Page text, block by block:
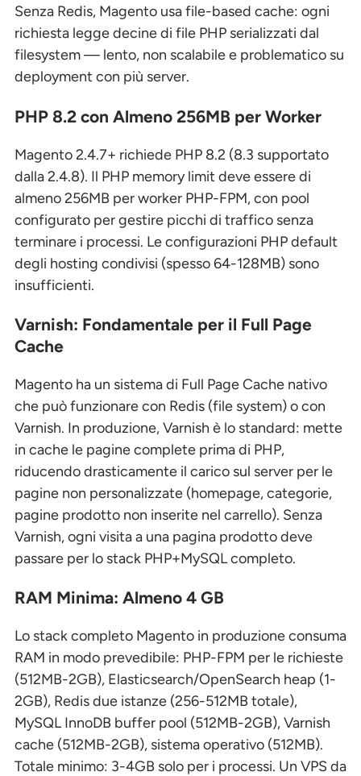
Senza Redis, Magento usa file-based cache: ogni
richiesta legge decine di file PHP serializzati dal
filesystem — lento, non scalabile e problematico su
deployment con più server.
PHP 8.2 con Almeno 256MB per Worker
Magento 2.4.7+ richiede PHP 8.2 (8.3 supportato
dalla 2.4.8). Il PHP memory limit deve essere di
almeno 256MB per worker PHP-FPM, con pool
configurato per gestire picchi di traffico senza
terminare i processi. Le configurazioni PHP default
degli hosting condivisi (spesso 64-128MB) sono
insufficienti.
Varnish: Fondamentale per il Full Page
Cache
Magento ha un sistema di Full Page Cache nativo
che può funzionare con Redis (file system) o con
Varnish. In produzione, Varnish è lo standard: mette
in cache le pagine complete prima di PHP,
riducendo drasticamente il carico sul server per le
pagine non personalizzate (homepage, categorie,
pagine prodotto non inserite nel carrello). Senza
Varnish, ogni visita a una pagina prodotto deve
passare per lo stack PHP+MySQL completo.
RAM Minima: Almeno 4 GB
Lo stack completo Magento in produzione consuma
RAM in modo prevedibile: PHP-FPM per le richieste
(512MB-2GB), Elasticsearch/OpenSearch heap (1-
2GB), Redis due istanze (256-512MB totale),
MySQL InnoDB buffer pool (512MB-2GB), Varnish
cache (512MB-2GB), sistema operativo (512MB).
Totale minimo: 3-4GB solo per i processi. Un VPS da